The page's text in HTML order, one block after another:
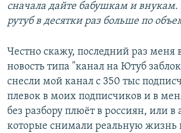
сначала дайте бабушкам и
рутуб в десятки раз больше по
Честно скажу, последний раз меня
новость типа "канал на Ютуб
снесли мой канал с 350 тыс
плевок в моих подписчиков и в
без разбору плюёт в россиян, или
которые снимали реальную жизнь